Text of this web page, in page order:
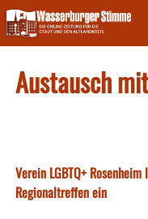
Skip
to
content
Austausch
Verein LGBTQ+
Regionaltreffen ein